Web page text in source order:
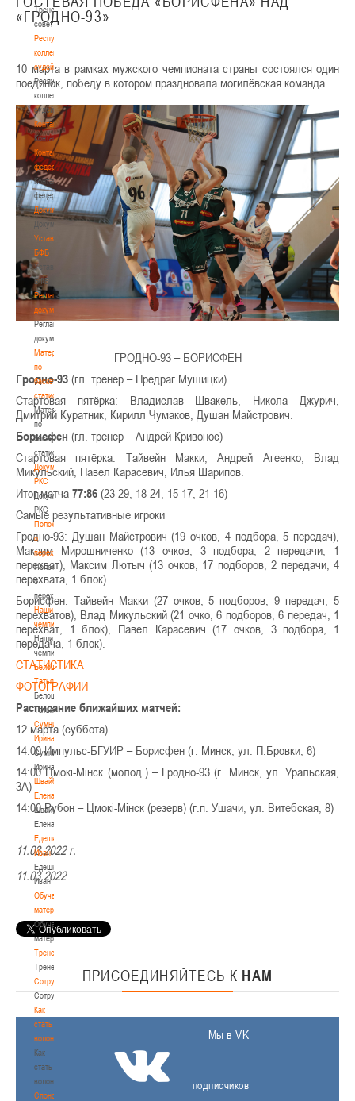
Тренерский
совет
Республиканская
коллегия
судей
Республиканская
коллегия
судей
Контакты
Контакты
Контакты
федерации
Контакты
федерации
Документы
Документы
Устав
БФБ
Устав
БФБ
Регламентирующие
документы
Регламентирующие
документы
Материалы
по
баскетбольной
статистике
Материалы
по
баскетбольной
статистике
Документы
РКС
Документы
РКС
Положение
о
переходах
Положение
о
переходах
Наши
чемпионы
Наши
чемпионы
Белошапко
Татьяна
Белошапко
Татьяна
Сумникова
Ирина
Сумникова
Ирина
Швайбович
Елена
Швайбович
Елена
Едешко
Иван
Едешко
Иван
Обучающие
материалы
Обучающие
материалы
Тренерам
Тренерам
Сотрудничество
Сотрудничество
Как
стать
волонтером
Как
стать
волонтером
Спонсоры
«ГРОДНО-93»
10 марта в рамках мужского чемпионата страны состоялся один
поединок, победу в котором праздновала могилёвская команда.
ГРОДНО-93 – БОРИСФЕН
Гродно-93 (гл. тренер – Предраг Мушицки)
Стартовая пятёрка: Владислав Швакель, Никола Джурич,
Дмитрий Куратник, Кирилл Чумаков, Душан Майстрович.
Борисфен (гл. тренер – Андрей Кривонос)
Стартовая пятёрка: Тайвейн Макки, Андрей Агеенко, Влад
Микульский, Павел Карасевич, Илья Шарипов.
Итог матча 77:86 (23-29, 18-24, 15-17, 21-16)
Самые результативные игроки
Гродно-93: Душан Майстрович (19 очков, 4 подбора, 5 передач),
Максим Мирошниченко (13 очков, 3 подбора, 2 передачи, 1
перехват), Максим Лютыч (13 очков, 17 подборов, 2 передачи, 4
перехвата, 1 блок).
Борисфен: Тайвейн Макки (27 очков, 5 подборов, 9 передач, 5
перехватов), Влад Микульский (21 очко, 6 подборов, 6 передач, 1
перехват, 1 блок), Павел Карасевич (17 очков, 3 подбора, 1
передача, 1 блок).
СТАТИСТИКА
ФОТОГРАФИИ
Расписание ближайших матчей:
12 марта (суббота)
14:00 Импульс-БГУИР – Борисфен (г. Минск, ул. П.Бровки, 6)
14:00 Цмокі-Мінск (молод.) – Гродно-93 (г. Минск, ул. Уральская,
3А)
14:00 Рубон – Цмокі-Мінск (резерв) (г.п. Ушачи, ул. Витебская, 8)
11.03.2022 г.
11.03.2022
ПРИСОЕДИНЯЙТЕСЬ К НАМ
Мы в VK
подписчиков